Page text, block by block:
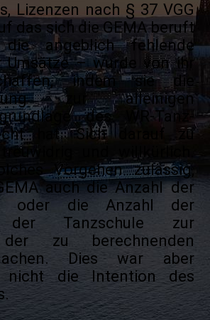
Lizenzen nach § 37 VGG
das sich die GEMA beruft
angeblich fehlende
Umsätze – wurde von ihr
indem sie die
zur alleinigen
des WR-Tanz-
hat. Sich darauf zu
und willkürlich.
Vorgehen zulässig,
auch die Anzahl der
oder die Anzahl der
der Tanzschule zur
der zu berechnenden
Dies war aber
nicht die Intention des